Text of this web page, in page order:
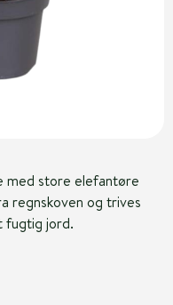
med store elefantøre
regnskoven og trives
fugtig jord.